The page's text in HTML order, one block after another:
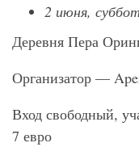
2 июня,
Деревня Пера
Организатор —
Вход свободный,
7 евро